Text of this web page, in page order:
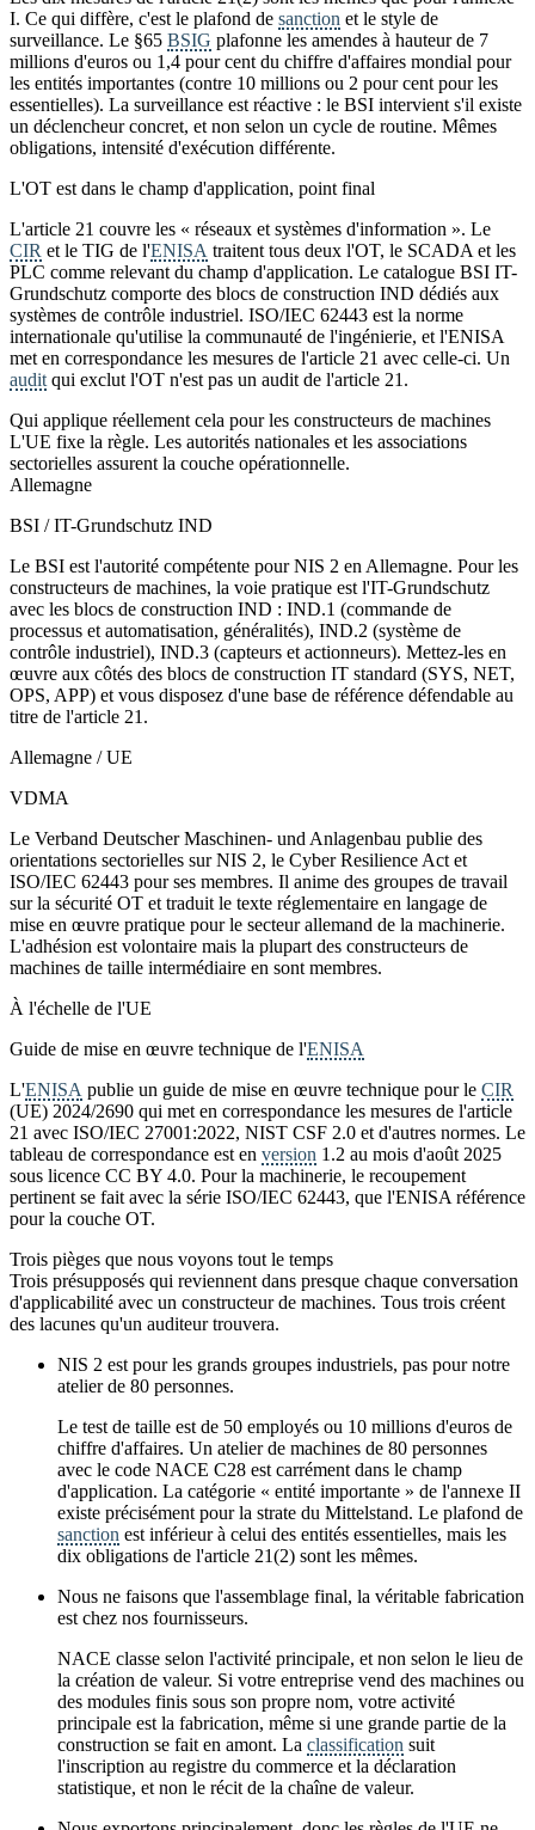
I. Ce qui diffère, c'est le plafond de sanction et le style de
surveillance. Le §65 BSIG plafonne les amendes à hauteur de 7
millions d'euros ou 1,4 pour cent du chiffre d'affaires mondial pour
les entités importantes (contre 10 millions ou 2 pour cent pour les
essentielles). La surveillance est réactive : le BSI intervient s'il existe
un déclencheur concret, et non selon un cycle de routine. Mêmes
obligations, intensité d'exécution différente.
L'OT est dans le champ d'application, point final
L'article 21 couvre les « réseaux et systèmes d'information ». Le
CIR et le TIG de l'ENISA traitent tous deux l'OT, le SCADA et les
PLC comme relevant du champ d'application. Le catalogue BSI IT-
Grundschutz comporte des blocs de construction IND dédiés aux
systèmes de contrôle industriel. ISO/IEC 62443 est la norme
internationale qu'utilise la communauté de l'ingénierie, et l'ENISA
met en correspondance les mesures de l'article 21 avec celle-ci. Un
audit qui exclut l'OT n'est pas un audit de l'article 21.
Qui applique réellement cela pour les constructeurs de machines
L'UE fixe la règle. Les autorités nationales et les associations
sectorielles assurent la couche opérationnelle.
Allemagne
BSI / IT-Grundschutz IND
Le BSI est l'autorité compétente pour NIS 2 en Allemagne. Pour les
constructeurs de machines, la voie pratique est l'IT-Grundschutz
avec les blocs de construction IND : IND.1 (commande de
processus et automatisation, généralités), IND.2 (système de
contrôle industriel), IND.3 (capteurs et actionneurs). Mettez-les en
œuvre aux côtés des blocs de construction IT standard (SYS, NET,
OPS, APP) et vous disposez d'une base de référence défendable au
titre de l'article 21.
Allemagne / UE
VDMA
Le Verband Deutscher Maschinen- und Anlagenbau publie des
orientations sectorielles sur NIS 2, le Cyber Resilience Act et
ISO/IEC 62443 pour ses membres. Il anime des groupes de travail
sur la sécurité OT et traduit le texte réglementaire en langage de
mise en œuvre pratique pour le secteur allemand de la machinerie.
L'adhésion est volontaire mais la plupart des constructeurs de
machines de taille intermédiaire en sont membres.
À l'échelle de l'UE
Guide de mise en œuvre technique de l'ENISA
L'ENISA publie un guide de mise en œuvre technique pour le CIR
(UE) 2024/2690 qui met en correspondance les mesures de l'article
21 avec ISO/IEC 27001:2022, NIST CSF 2.0 et d'autres normes. Le
tableau de correspondance est en version 1.2 au mois d'août 2025
sous licence CC BY 4.0. Pour la machinerie, le recoupement
pertinent se fait avec la série ISO/IEC 62443, que l'ENISA référence
pour la couche OT.
Trois pièges que nous voyons tout le temps
Trois présupposés qui reviennent dans presque chaque conversation
d'applicabilité avec un constructeur de machines. Tous trois créent
des lacunes qu'un auditeur trouvera.
NIS 2 est pour les grands groupes industriels, pas pour notre
atelier de 80 personnes.
Le test de taille est de 50 employés ou 10 millions d'euros de
chiffre d'affaires. Un atelier de machines de 80 personnes
avec le code NACE C28 est carrément dans le champ
d'application. La catégorie « entité importante » de l'annexe II
existe précisément pour la strate du Mittelstand. Le plafond de
sanction est inférieur à celui des entités essentielles, mais les
dix obligations de l'article 21(2) sont les mêmes.
Nous ne faisons que l'assemblage final, la véritable fabrication
est chez nos fournisseurs.
NACE classe selon l'activité principale, et non selon le lieu de
la création de valeur. Si votre entreprise vend des machines ou
des modules finis sous son propre nom, votre activité
principale est la fabrication, même si une grande partie de la
construction se fait en amont. La classification suit
l'inscription au registre du commerce et la déclaration
statistique, et non le récit de la chaîne de valeur.